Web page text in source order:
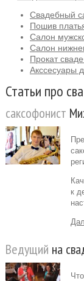
Свадебный
Пошив
Салон
Салон
Прокат
Акссесуары
Статьи про
саксофонист
к
Ведущий на